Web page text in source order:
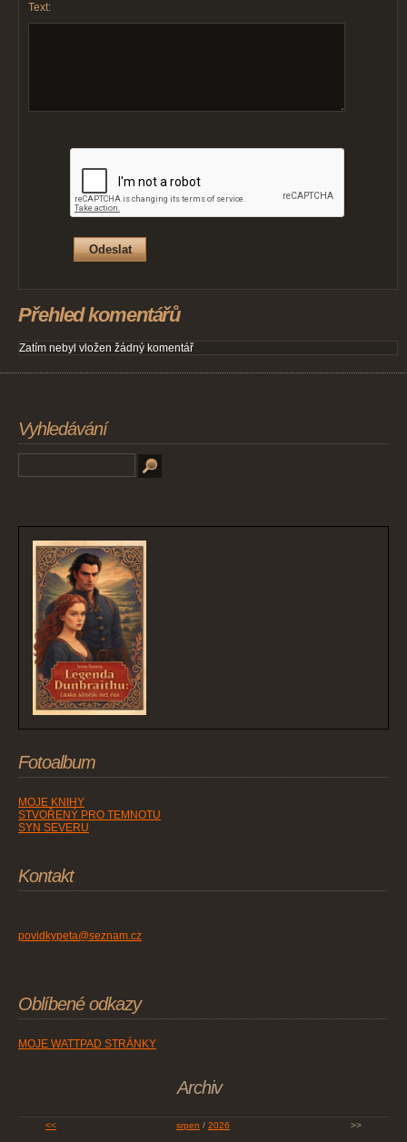
Text:
Přehled komentářů
Zatím nebyl vložen žádný komentář
Vyhledávání
Fotoalbum
MOJE KNIHY
STVOŘENÝ PRO TEMNOTU
SYN SEVERU
Kontakt
povidkypeta@seznam.cz
Oblíbené odkazy
MOJE WATTPAD STRÁNKY
Archiv
<< srpen / 2026 >>